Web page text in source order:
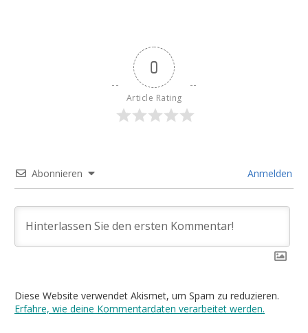
0
Article Rating
Abonnieren Anmelden
Diese Website verwendet Akismet, um Spam zu reduzieren.
Erfahre, wie deine Kommentardaten verarbeitet werden.